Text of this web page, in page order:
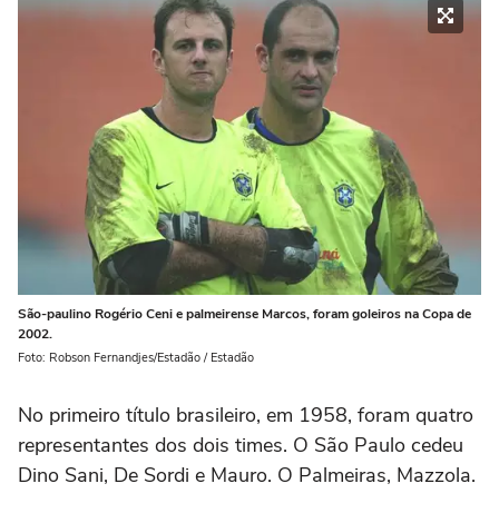
São-paulino Rogério Ceni e palmeirense Marcos, foram goleiros na Copa de
2002.
Foto: Robson Fernandjes/Estadão / Estadão
No primeiro título brasileiro, em 1958, foram quatro
representantes dos dois times. O São Paulo cedeu
Dino Sani, De Sordi e Mauro. O Palmeiras, Mazzola.